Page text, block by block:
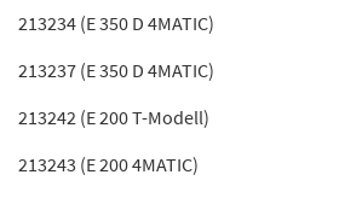
213234 (E 350 D 4MATIC)
213237 (E 350 D 4MATIC)
213242 (E 200 T-Modell)
213243 (E 200 4MATIC)